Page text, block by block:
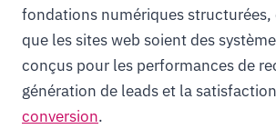
fondations numériques structurées,
que les sites web soient des
conçus pour les performances de
génération de leads et la
conversion.